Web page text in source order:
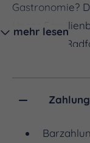
Gastronomie?
Unser
Wanderer,
Umgebung
mehr lesen